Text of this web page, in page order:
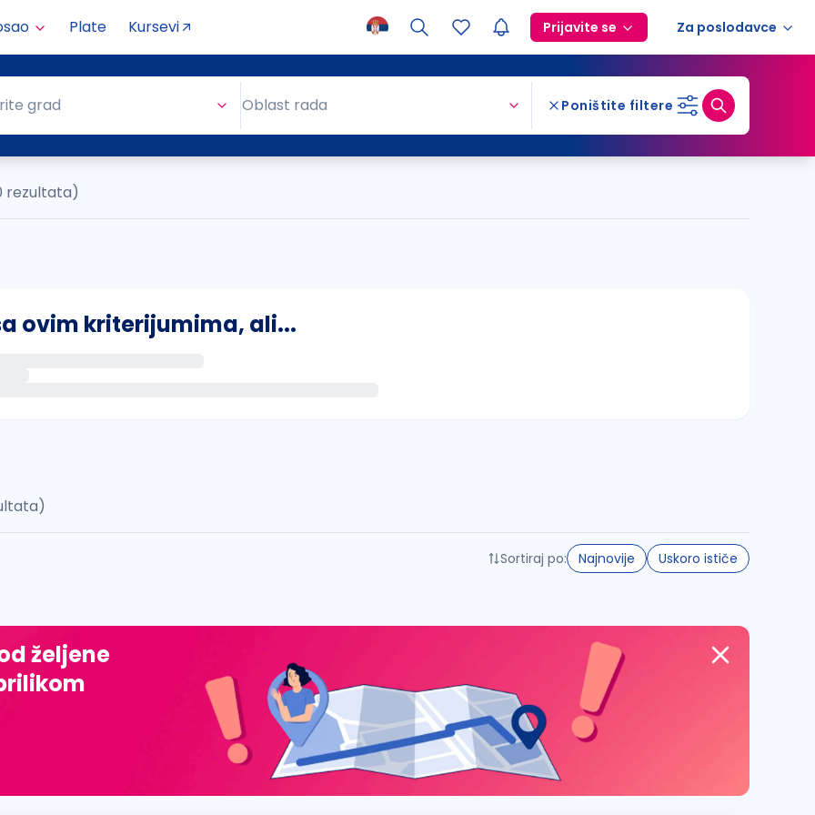
Plate Kursevi Prijavite se Za poslodavce
grad Oblast rada Poništite filtere
rezultata)
ovim kriterijumima, ali...
đ, ž, dž)
Sortiraj po: Najnovije Uskoro ističe
željene